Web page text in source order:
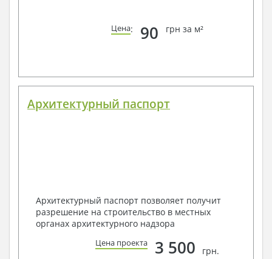
Цена: 90 грн за м²
Архитектурный паспорт
Архитектурный паспорт позволяет получит
разрешение на строительство в местных
органах архитектурного надзора
Цена проекта 3 500 грн.